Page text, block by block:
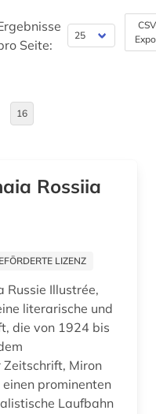
Griechenland (Altertum) (7)
Seite:
16
Rossiia
LIZENZ
Russie Illustrée,
literarische und
die von 1924 bis
Zeitschrift, Miron
prominenten
Laufbahn